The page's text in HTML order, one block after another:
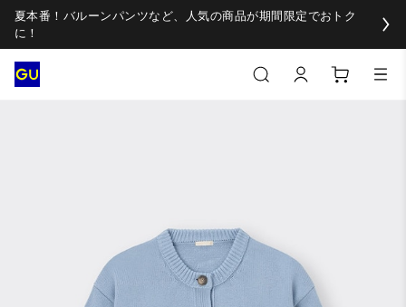
夏本番！バルーンパンツなど、人気の商品が期間限定でおトク
に！